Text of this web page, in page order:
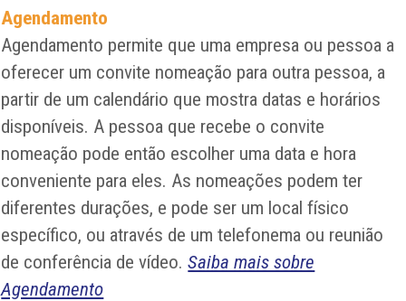
Agendamento
Agendamento permite que uma empresa ou pessoa a
oferecer um convite nomeação para outra pessoa, a
partir de um calendário que mostra datas e horários
disponíveis. A pessoa que recebe o convite
nomeação pode então escolher uma data e hora
conveniente para eles. As nomeações podem ter
diferentes durações, e pode ser um local físico
específico, ou através de um telefonema ou reunião
de conferência de vídeo.Saiba mais sobre
Agendamento